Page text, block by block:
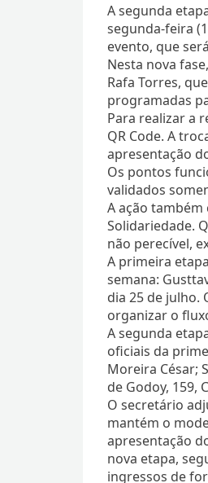
A segunda
segunda-feira
evento, que
Nesta nova
Rafa Torres,
programadas
Para realizar a
QR Code. A
apresentação
Os pontos
validados
A ação
Solidariedade.
não perecível,
A primeira
semana:
dia 25 de julho.
organizar o
A segunda
oficiais da
Moreira César;
de Godoy, 159,
O secretário
mantém o
apresentação
nova etapa,
ingressos de